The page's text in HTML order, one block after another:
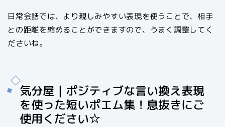
日常会話では、より親しみやすい表現を使うことで、相手
との距離を縮めることができますので、うまく調整してく
ださいね。
気分屋｜ポジティブな言い換え表現
を使った短いポエム集！息抜きにご
使用ください☆